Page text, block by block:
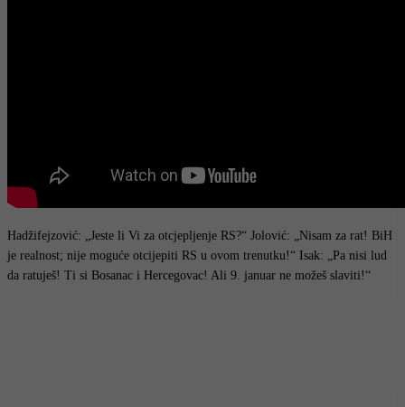
Hadžifejzović: „Jeste li Vi za otcjepljenje RS?“ Jolović: „Nisam za rat! BiH
je realnost; nije moguće otcijepiti RS u ovom trenutku!“ Isak: „Pa nisi lud
da ratuješ! Ti si Bosanac i Hercegovac! Ali 9. januar ne možeš slaviti!“